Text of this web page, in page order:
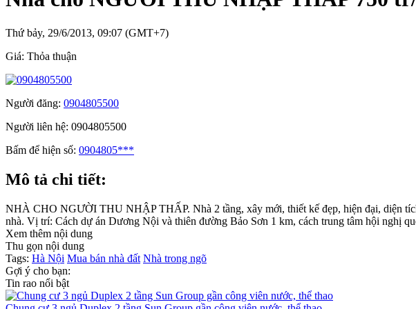
Thứ bảy, 29/6/2013, 09:07 (GMT+7)
Giá: Thỏa thuận
Người đăng: 0904805500
Người liên hệ: 0904805500
Bấm để hiện số: 0904805***
Mô tả chi tiết:
NHÀ CHO NGƯỜI THU NHẬP THẤP. Nhà 2 tầng, xây mới, thiết kế đẹp, hiện đại, diện
nhà. Vị trí: Cách dự án Dương Nội và thiên đường Bảo Sơn 1 km, cách trung tâm hội nghị
Xem thêm nội dung
Thu gọn nội dung
Tags: Hà Nội Mua bán nhà đất Nhà trong ngõ
Gợi ý cho bạn:
Tin rao nổi bật